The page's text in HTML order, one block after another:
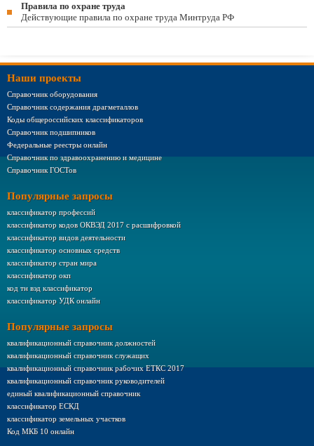
Правила по охране труда
Действующие правила по охране труда Минтруда РФ
Наши проекты
Справочник оборудования
Справочник содержания драгметаллов
Коды общероссийских классификаторов
Справочник подшипников
Федеральные реестры онлайн
Справочник по здравоохранению и медицине
Справочник ГОСТов
Популярные запросы
классификатор профессий
классификатор кодов ОКВЭД 2017 с расшифровкой
классификатор видов деятельности
классификатор основных средств
классификатор стран мира
классификатор окп
код тн вэд классификатор
классификатор УДК онлайн
Популярные запросы
квалификационный справочник должностей
квалификационный справочник служащих
квалификационный справочник рабочих ЕТКС 2017
квалификационный справочник руководителей
единый квалификационный справочник
классификатор ЕСКД
классификатор земельных участков
Код МКБ 10 онлайн